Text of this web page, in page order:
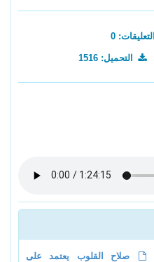
التعليقات: 0
التحميل: 1516
صلاح القلوب يعتمد على